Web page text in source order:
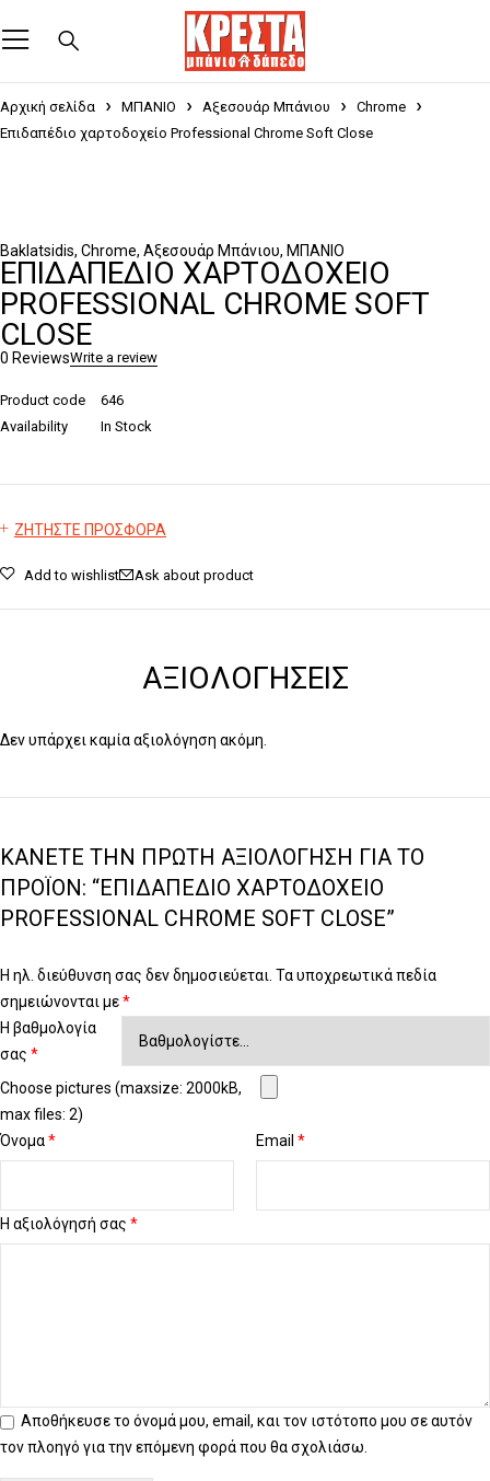
Αρχική σελίδα ΜΠΑΝΙΟ Αξεσουάρ Μπάνιου
Chrome
Επιδαπέδιο χαρτοδοχείο Professional Chrome Soft Close
Baklatsidis, Chrome, Αξεσουάρ Μπάνιου, ΜΠΑΝΙΟ
ΕΠΙΔΑΠΈΔΙΟ ΧΑΡΤΟΔΟΧΕΊΟ
PROFESSIONAL CHROME SOFT
CLOSE
0 ReviewsWrite a review
Product code
646
Availability
In Stock
ΖΗΤΗΣΤΕ ΠΡΟΣΦΟΡΑ
Add to wishlist Ask about product
ΑΞΙΟΛΟΓΉΣΕΙΣ
Δεν υπάρχει καμία αξιολόγηση ακόμη.
ΚΆΝΕΤΕ ΤΗΝ ΠΡΏΤΗ ΑΞΙΟΛΌΓΗΣΗ ΓΙΑ ΤΟ
ΠΡΟΪΌΝ: “ΕΠΙΔΑΠΈΔΙΟ ΧΑΡΤΟΔΟΧΕΊΟ
PROFESSIONAL CHROME SOFT CLOSE”
Η ηλ. διεύθυνση σας δεν δημοσιεύεται. Τα υποχρεωτικά πεδία
σημειώνονται με*
Η βαθμολογία
σας *
Η αξιολόγησή σας *
Choose pictures (maxsize: 2000kB,
max files: 2)
Όνομα* Email *
Αποθήκευσε το όνομά μου, email, και τον ιστότοπο μου σε αυτόν
τον πλοηγό για την επόμενη φορά που θα σχολιάσω.